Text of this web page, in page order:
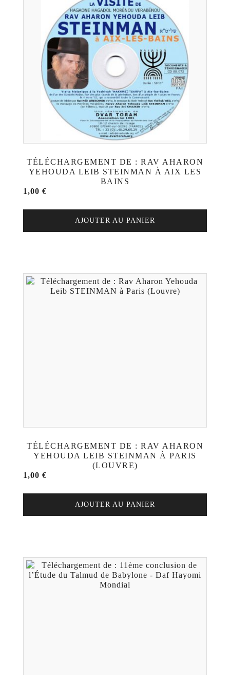
TÉLÉCHARGEMENT DE : RAV AHARON
YEHOUDA LEIB STEINMAN À AIX LES
BAINS
1,00 €
AJOUTER AU PANIER
TÉLÉCHARGEMENT DE : RAV AHARON
YEHOUDA LEIB STEINMAN À PARIS
(LOUVRE)
1,00 €
AJOUTER AU PANIER